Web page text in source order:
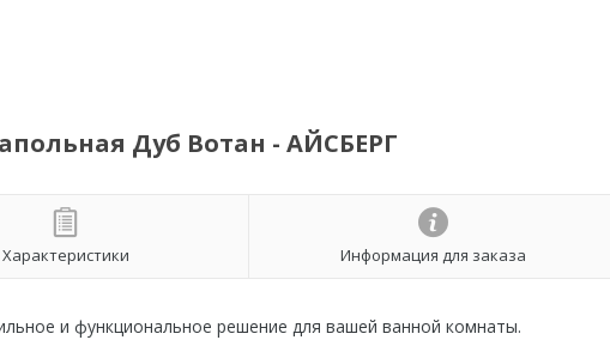
Дуб Вотан - АЙСБЕРГ
Характеристики Информация для заказа
и функциональное решение для вашей ванной комнаты.